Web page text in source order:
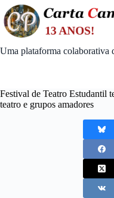
Skip
to
content
Uma plataforma colaborativa
Festival de Teatro Estudantil
teatro e grupos amadores